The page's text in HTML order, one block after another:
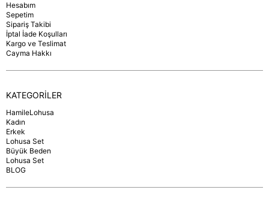
Hesabım
Sepetim
Sipariş Takibi
İptal İade Koşulları
Kargo ve Teslimat
Cayma Hakkı
KATEGORİLER
HamileLohusa
Kadın
Erkek
Lohusa Set
Büyük Beden
Lohusa Set
BLOG